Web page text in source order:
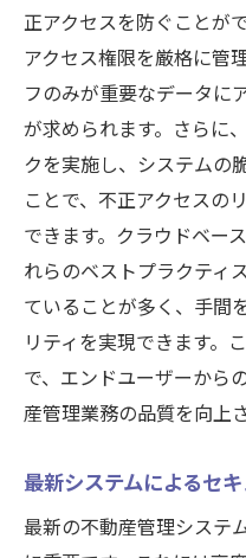
正アクセスを防ぐことが
アクセス権限を厳格に管
フのみが重要なデータに
が求められます。さらに
クを実施し、システムの
ことで、不正アクセスの
できます。クラウドベー
れらのベストプラクティ
ていることが多く、手間
リティを実現できます。
で、エンドユーザーから
産管理業務の品質を向上
最新システムによるセ
最新の不動産管理システ